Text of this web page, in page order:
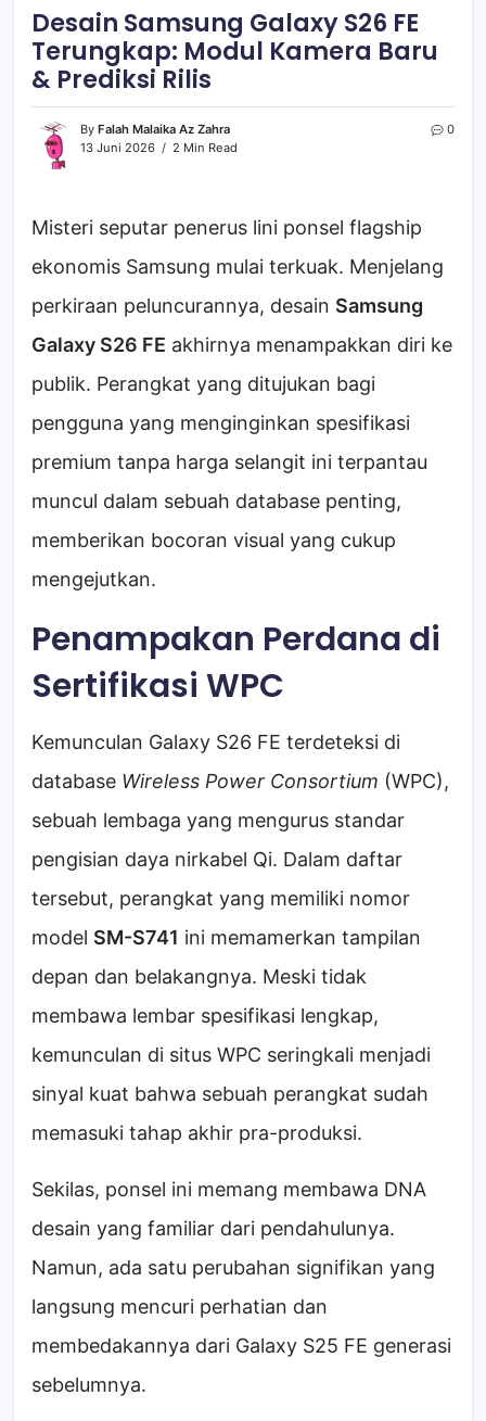
Desain Samsung Galaxy S26 FE
Terungkap: Modul Kamera Baru
& Prediksi Rilis
By Falah Malaika Az Zahra
13 Juni 2026
2 Min Read
0
Misteri seputar penerus lini ponsel flagship
ekonomis Samsung mulai terkuak. Menjelang
perkiraan peluncurannya, desain Samsung
Galaxy S26 FE akhirnya menampakkan diri ke
publik. Perangkat yang ditujukan bagi
pengguna yang menginginkan spesifikasi
premium tanpa harga selangit ini terpantau
muncul dalam sebuah database penting,
memberikan bocoran visual yang cukup
mengejutkan.
Penampakan Perdana di
Sertifikasi WPC
Kemunculan Galaxy S26 FE terdeteksi di
database Wireless Power Consortium (WPC),
sebuah lembaga yang mengurus standar
pengisian daya nirkabel Qi. Dalam daftar
tersebut, perangkat yang memiliki nomor
model SM-S741 ini memamerkan tampilan
depan dan belakangnya. Meski tidak
membawa lembar spesifikasi lengkap,
kemunculan di situs WPC seringkali menjadi
sinyal kuat bahwa sebuah perangkat sudah
memasuki tahap akhir pra-produksi.
Sekilas, ponsel ini memang membawa DNA
desain yang familiar dari pendahulunya.
Namun, ada satu perubahan signifikan yang
langsung mencuri perhatian dan
membedakannya dari Galaxy S25 FE generasi
sebelumnya.